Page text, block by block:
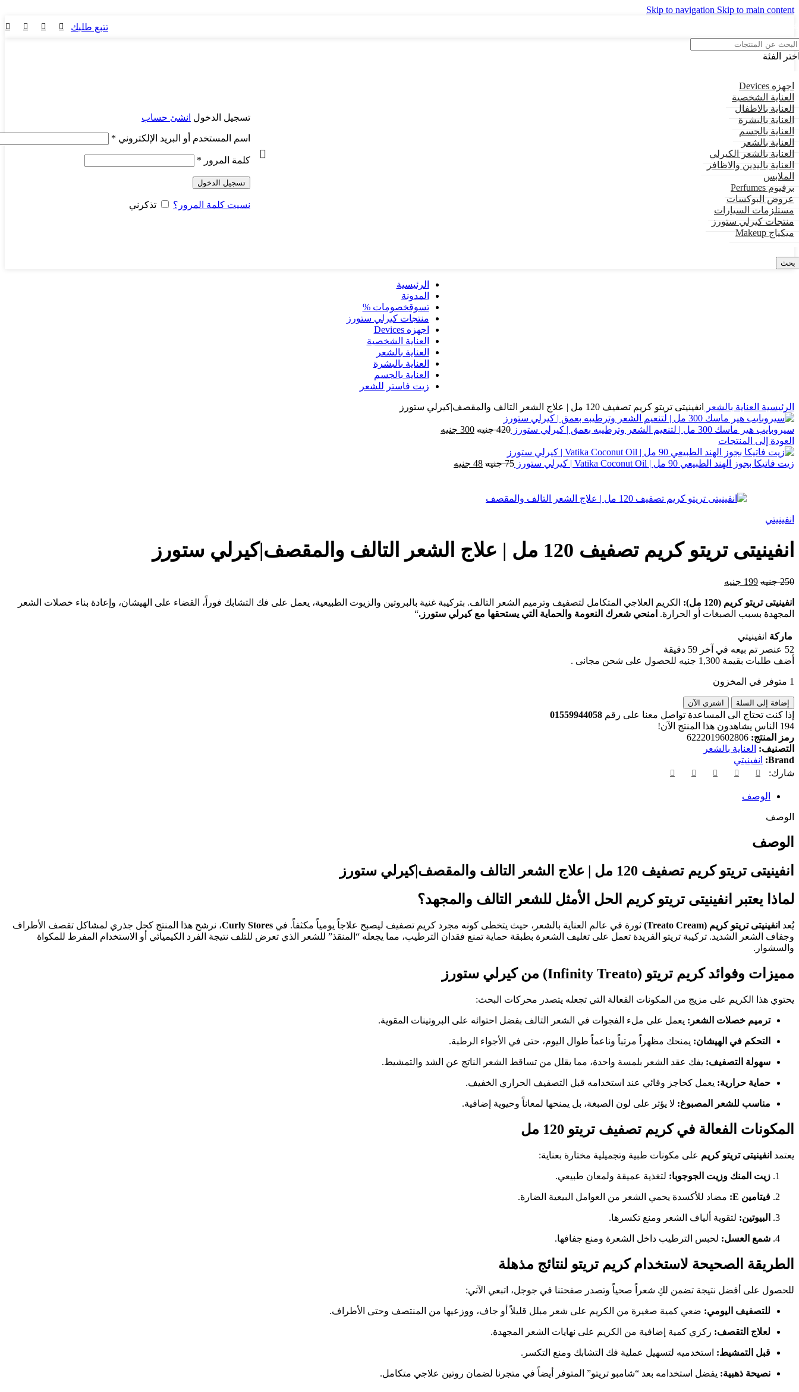
Skip to navigation Skip to main content
تتبع طلبك
الفئة
اجهزه Devices
العناية الشخصية
العناية بالاطفال
العناية بالبشرة
العناية بالجسم
العناية بالشعر
العناية بالشعر الكيرلي
العناية باليدين والاظافر
الملابس
برفيوم Perfumes
عروض البوكسات
مستلزمات السيارات
منتجات كيرلي ستورز
ميكياج Makeup
بحث
تسجيل الدخول انشئ حساب
اسم المستخدم أو البريد الإلكتروني *
كلمة المرور *
تسجيل الدخول
نسيت كلمة المرور؟ تذكرني
الرئيسية
المدونة
تسوقخصومات %
منتجات كيرلي ستورز
اجهزه Devices
العناية الشخصية
العناية بالشعر
العناية بالبشرة
العناية بالجسم
زيت فاستر للشعر
الرئيسية العناية بالشعر انفينيتى تريتو كريم تصفيف 120 مل | علاج الشعر التالف والمقصف|كيرلي ستورز
سيروبايب هير ماسك 300 مل | لتنعيم الشعر وترطيبه بعمق | كيرلي ستورز 420 جنيه 300 جنيه
العودة إلى المنتجات
زيت فاتيكا بجوز الهند الطبيعي 90 مل | Vatika Coconut Oil | كيرلي ستورز 75 جنيه 48 جنيه
انفينيتي
انفينيتى تريتو كريم تصفيف 120 مل | علاج الشعر التالف والمقصف|كيرلي ستورز
250 جنيه 199 جنيه
انفينيتى تريتو كريم (120 مل):
الكريم العلاجي المتكامل لتصفيف وترميم الشعر التالف. بتركيبة غنية بالبروتين والزيوت الطبيعية، يعمل على فك التشابك فوراً، القضاء على الهيشان، وإعادة بناء خصلات الشعر
المجهدة بسبب الصبغات أو الحرارة. امنحي شعرك النعومة والحماية التي يستحقها مع كيرلي ستورز.“
ماركة انفينيتي
52 عنصر تم بيعه في آخر 59 دقيقة
أضف طلبات بقيمة 1,300 جنيه للحصول على شحن مجانى .
1 متوفر في المخزون
إضافة إلى السلة اشتري الآن
إذا كنت تحتاج الى المساعدة تواصل معنا على رقم 01559944058
194 الناس يشاهدون هذا المنتج الآن!
رمز المنتج: 6222019602806
التصنيف: العناية بالشعر
Brand:
انفينيتي
شارك:
الوصف
الوصف
الوصف
انفينيتى تريتو كريم تصفيف 120 مل | علاج الشعر التالف والمقصف|كيرلي ستورز
لماذا يعتبر انفينيتى تريتو كريم الحل الأمثل للشعر التالف والمجهد؟
يُعد انفينيتى تريتو كريم (Treato Cream) ثورة في عالم العناية بالشعر، حيث يتخطى كونه مجرد كريم تصفيف ليصبح علاجاً يومياً مكثفاً. في Curly Stores، نرشح هذا المنتج كحل جذري لمشاكل تقصف الأطراف
وجفاف الشعر الشديد. تركيبة تريتو الفريدة تعمل على تغليف الشعرة بطبقة حماية تمنع فقدان الترطيب، مما يجعله “المنقذ” للشعر الذي تعرض للتلف نتيجة الفرد الكيميائي أو الاستخدام المفرط للمكواة
والسشوار.
مميزات وفوائد كريم تريتو (Infinity Treato) من كيرلي ستورز
يحتوي هذا الكريم على مزيج من المكونات الفعالة التي تجعله يتصدر محركات البحث:
ترميم خصلات الشعر: يعمل على ملء الفجوات في الشعر التالف بفضل احتوائه على البروتينات المقوية.
التحكم في الهيشان: يمنحك مظهراً مرتباً وناعماً طوال اليوم، حتى في الأجواء الرطبة.
سهولة التصفيف: يفك عقد الشعر بلمسة واحدة، مما يقلل من تساقط الشعر الناتج عن الشد والتمشيط.
حماية حرارية: يعمل كحاجز وقائي عند استخدامه قبل التصفيف الحراري الخفيف.
مناسب للشعر المصبوغ: لا يؤثر على لون الصبغة، بل يمنحها لمعاناً وحيوية إضافية.
المكونات الفعالة في كريم تصفيف تريتو 120 مل
يعتمد انفينيتى تريتو كريم على مكونات طبية وتجميلية مختارة بعناية:
زيت المنك وزيت الجوجوبا: لتغذية عميقة ولمعان طبيعي.
فيتامين E: مضاد للأكسدة يحمي الشعر من العوامل البيعية الضارة.
البيوتين: لتقوية ألياف الشعر ومنع تكسرها.
شمع العسل: لحبس الترطيب داخل الشعرة ومنع جفافها.
الطريقة الصحيحة لاستخدام كريم تريتو لنتائج مذهلة
للحصول على أفضل نتيجة تضمن لكِ شعراً صحياً وتصدر صفحتنا في جوجل، اتبعي الآتي:
للتصفيف اليومي: ضعي كمية صغيرة من الكريم على شعر مبلل قليلاً أو جاف، ووزعيها من المنتصف وحتى الأطراف.
لعلاج التقصف: ركزي كمية إضافية من الكريم على نهايات الشعر المجهدة.
قبل التمشيط: استخدميه لتسهيل عملية فك التشابك ومنع التكسر.
نصيحة ذهبية: يفضل استخدامه بعد “شامبو تريتو” المتوفر أيضاً في متجرنا لضمان روتين علاجي متكامل.